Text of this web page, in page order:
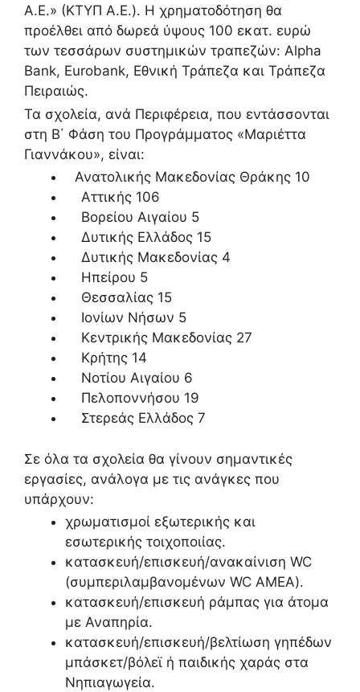
Α.Ε.» (ΚΤΥΠ Α.Ε.). Η χρηματοδότηση θα
προέλθει από δωρεά ύψους 100 εκατ. ευρώ
των τεσσάρων συστημικών τραπεζών: Alpha
Bank, Eurobank, Εθνική Τράπεζα και Τράπεζα
Πειραιώς.
Τα σχολεία, ανά Περιφέρεια, που εντάσσονται
στη Β΄ Φάση του Προγράμματος «Μαριέττα
Γιαννάκου», είναι:
Ανατολικής Μακεδονίας Θράκης 10
Αττικής 106
Βορείου Αιγαίου 5
Δυτικής Ελλάδος 15
Δυτικής Μακεδονίας 4
Ηπείρου 5
Θεσσαλίας 15
Ιονίων Νήσων 5
Κεντρικής Μακεδονίας 27
Κρήτης 14
Νοτίου Αιγαίου 6
Πελοποννήσου 19
Στερεάς Ελλάδος 7
Σε όλα τα σχολεία θα γίνουν σημαντικές
εργασίες, ανάλογα με τις ανάγκες που
υπάρχουν:
χρωματισμοί εξωτερικής και
εσωτερικής τοιχοποιίας.
κατασκευή/επισκευή/ανακαίνιση WC
(συμπεριλαμβανομένων WC ΑΜΕΑ).
κατασκευή/επισκευή ράμπας για άτομα
με Αναπηρία.
κατασκευή/επισκευή/βελτίωση γηπέδων
μπάσκετ/βόλεϊ ή παιδικής χαράς στα
Νηπιαγωγεία.